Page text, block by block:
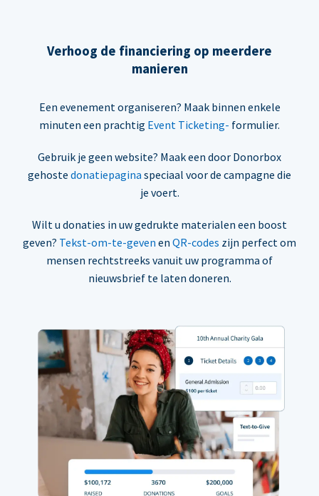
Verhoog de financiering op meerdere
manieren
Een evenement organiseren? Maak binnen enkele
minuten een prachtig Event Ticketing- formulier.
Gebruik je geen website? Maak een door Donorbox
gehoste donatiepagina speciaal voor de campagne die
je voert.
Wilt u donaties in uw gedrukte materialen een boost
geven? Tekst-om-te-geven en QR-codes zijn perfect om
mensen rechtstreeks vanuit uw programma of
nieuwsbrief te laten doneren.